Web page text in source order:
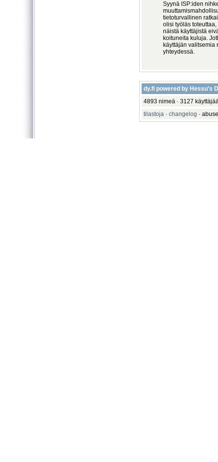
Syynä ISP:iden
tietoturvallinen
olisi työläs
näistä käyttäjistä
koituneita kuluja.
käyttäjän valitsemia
yhteydessä.
dy.fi powered by Hessu's
4893 nimeä · 3127
tilastoja · changelog ·